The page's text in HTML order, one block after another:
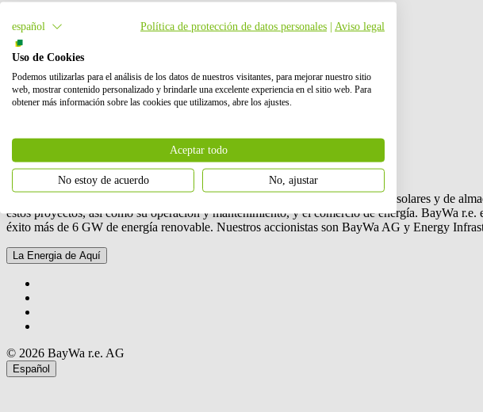
Oficina registrada:
Múnich, Alemania
Tribunal de registro de Múnich, HRB (hoja del registro mercantil) 264823
Comité de dirección:
Hans-Joachim Ziems, Elmar Geissinger, Dr. Daniel Gäfke, Felix Colsman
Michael Baur
Somos una empresa internacional dedicada al desarrollo de proyectos eólicos, solares y de
estos proyectos, así como su operación y mantenimiento, y el comercio de energía. BayWa r.e.
éxito más de 6 GW de energía renovable. Nuestros accionistas son BayWa AG y Energy
La Energia de Aquí
© 2026 BayWa r.e. AG
Español
español Política de protección de datos personales Aviso legal
Uso de Cookies
Podemos utilizarlas para el análisis de los datos de nuestros visitantes, para mejorar nuestro sitio
web, mostrar contenido personalizado y brindarle una excelente experiencia en el sitio web. Para
obtener más información sobre las cookies que utilizamos, abre los ajustes.
Aceptar todo
No estoy de acuerdo No, ajustar